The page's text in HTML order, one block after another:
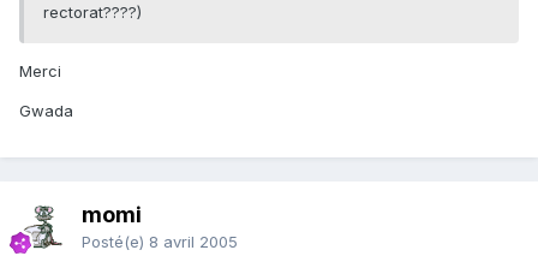
rectorat????)
Merci
Gwada
momi
Posté(e) 8 avril 2005